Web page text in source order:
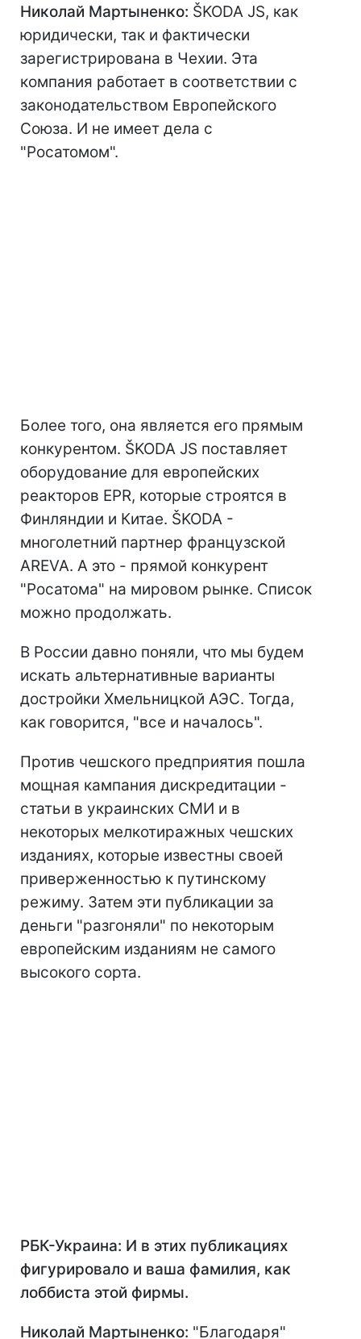
Николай Мартыненко: ŠKODA JS, как
юридически, так и фактически
зарегистрирована в Чехии. Эта
компания работает в соответствии с
законодательством Европейского
Союза. И не имеет дела с
"Росатомом".
Более того, она является его прямым
конкурентом. ŠKODA JS поставляет
оборудование для европейских
реакторов EPR, которые строятся в
Финляндии и Китае. ŠKODA -
многолетний партнер французской
AREVA. А это - прямой конкурент
"Росатома" на мировом рынке. Список
можно продолжать.
В России давно поняли, что мы будем
искать альтернативные варианты
достройки Хмельницкой АЭС. Тогда,
как говорится, "все и началось".
Против чешского предприятия пошла
мощная кампания дискредитации -
статьи в украинских СМИ и в
некоторых мелкотиражных чешских
изданиях, которые известны своей
приверженностью к путинскому
режиму. Затем эти публикации за
деньги "разгоняли" по некоторым
европейским изданиям не самого
высокого сорта.
РБК-Украина: И в этих публикациях
фигурировало и ваша фамилия, как
лоббиста этой фирмы.
Николай Мартыненко: "Благодаря"